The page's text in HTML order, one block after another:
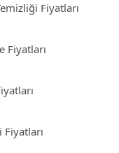
Fiyatları
Fiyatları